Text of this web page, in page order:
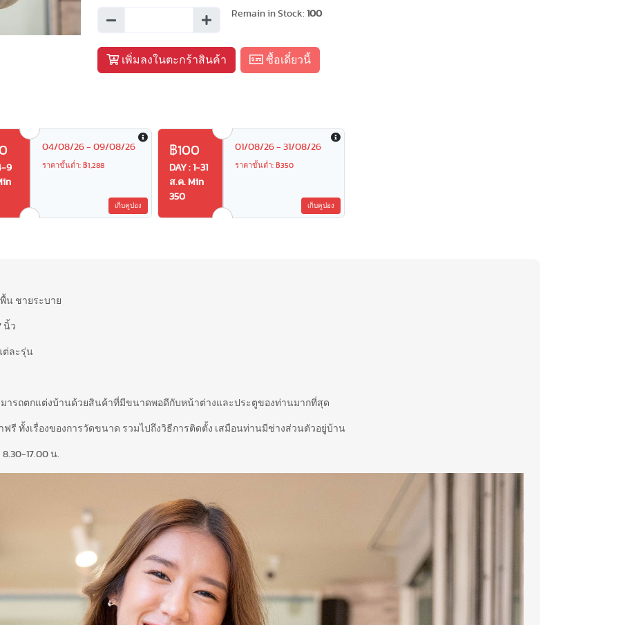
Remain in Stock: 100
เพิ่มลงในตะกร้าสินค้า ซื้อเดี๋ยวนี้
9
04/08/26 - 09/08/26
ราคาขั้นต่ำ: ฿1,288
เก็บคูปอง
฿100
DAY : 1-31
ส.ค. Min
350
01/08/26 - 31/08/26
ราคาขั้นต่ำ: ฿350
เก็บคูปอง
น ชายระบาย
นิ้ว
ต่ละรุ่น
ามารถตกแต่งบ้านด้วยสินค้าที่มีขนาดพอดีกับหน้าต่างและประตูของท่านมากที่สุด
ฟรี ทั้งเรื่องของการวัดขนาด รวมไปถึงวิธีการติดตั้ง เสมือนท่านมีช่างส่วนตัวอยู่บ้าน
17.00 น.